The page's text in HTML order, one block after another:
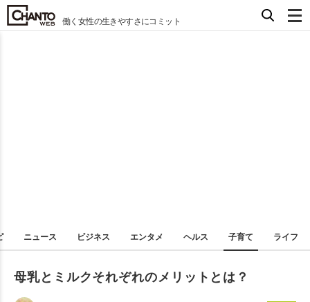
働く女性の生きやすさにコミット
ニュース ビジネス エンタメ ヘルス 子育て ライフ
母乳とミルクそれぞれのメリットとは？